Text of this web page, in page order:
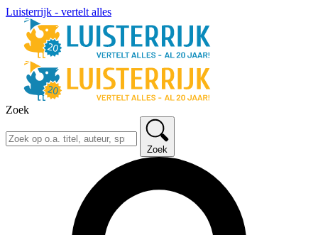
Luisterrijk - vertelt alles
Zoek
Zoek